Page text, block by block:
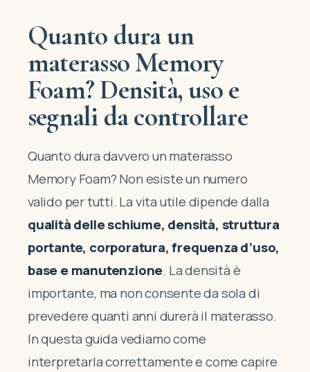
Quanto dura un
materasso Memory
Foam? Densità, uso e
segnali da controllare
Quanto dura davvero un materasso
Memory Foam? Non esiste un numero
valido per tutti. La vita utile dipende dalla
qualità delle schiume, densità, struttura
portante, corporatura, frequenza d’uso,
base e manutenzione. La densità è
importante, ma non consente da sola di
prevedere quanti anni durerà il materasso.
In questa guida vediamo come
interpretarla correttamente e come capire